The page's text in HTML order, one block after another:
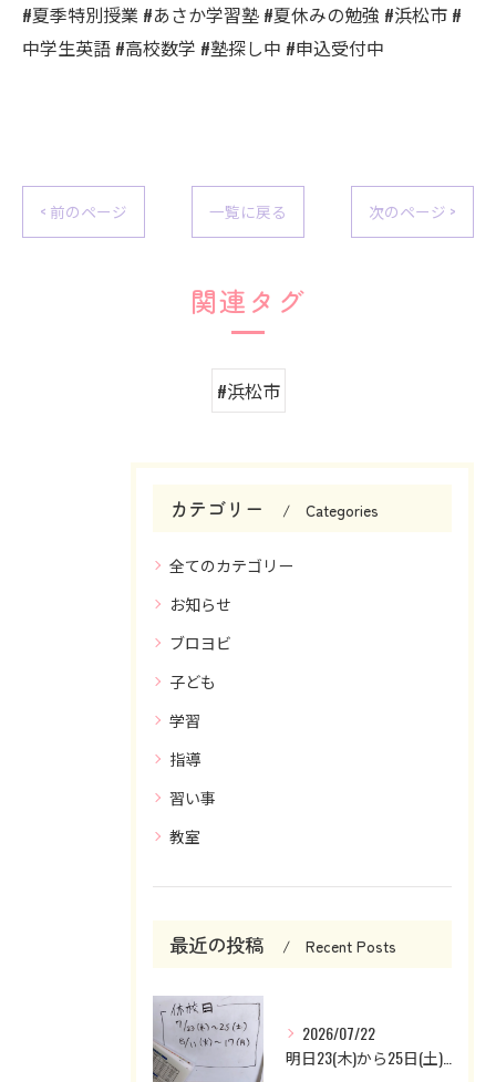
#夏季特別授業 #あさか学習塾 #夏休みの勉強 #浜松市 #
中学生英語 #高校数学 #塾探し中 #申込受付中
< 前のページ 一覧に戻る 次のページ >
関連タグ
#浜松市
カテゴリー Categories
全てのカテゴリー
お知らせ
ブロヨビ
子ども
学習
指導
習い事
教室
最近の投稿 Recent Posts
2026/07/22